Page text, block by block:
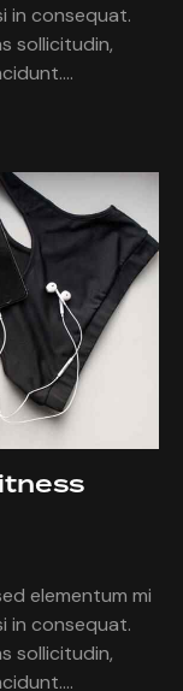
in consequat.
sollicitudin,
elementum mi
in consequat.
sollicitudin,